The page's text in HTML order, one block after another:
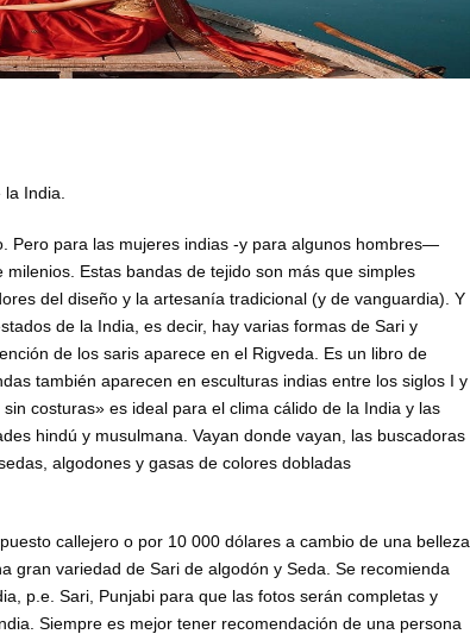
India.
Pero para las mujeres indias -y para algunos hombres—
Estas bandas de tejido son más que simples
del diseño y la artesanía tradicional (y de vanguardia). Y
de la India, es decir, hay varias formas de Sari y
de los saris aparece en el Rigveda. Es un libro de
también aparecen en esculturas indias entre los siglos I y
costuras» es ideal para el clima cálido de la India y las
hindú y musulmana. Vayan donde vayan, las buscadoras
algodones y gasas de colores dobladas
callejero o por 10 000 dólares a cambio de una belleza
gran variedad de Sari de algodón y Seda. Se recomienda
p.e. Sari, Punjabi para que las fotos serán completas y
Siempre es mejor tener recomendación de una persona